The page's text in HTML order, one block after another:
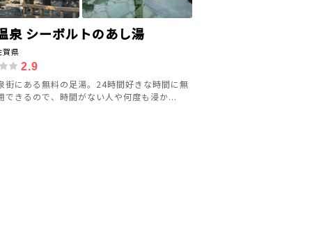
泉 シーボルトのあし湯
賀県
2.9
街にある無料の足湯。24時間好きな時間に無
できるので、時間がない人や何度も浸か...